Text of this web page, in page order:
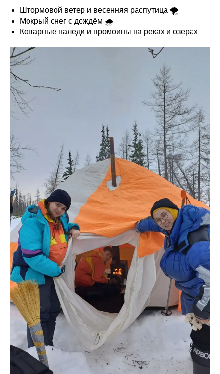
Штормовой ветер и весенняя распутица 🌪
Мокрый снег с дождём 🌧
Коварные наледи и промоины на реках и озёрах